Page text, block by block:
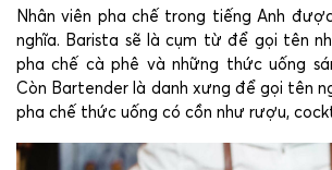
Nhân viên pha chế trong tiếng Anh
nghĩa. Barista sẽ là cụm từ để gọi tên
pha chế cà phê và những thức uống
Còn Bartender là danh xưng để gọi tên
pha chế thức uống có cồn như rượu,